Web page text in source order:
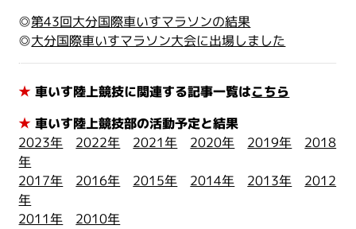
◎第43回大分国際車いすマラソンの結果
◎大分国際車いすマラソン大会に出場しました
★ 車いす陸上競技に関連する記事一覧はこちら
★ 車いす陸上競技部の活動予定と結果
2023年 2022年 2021年 2020年 2019年 2018
年
2017年 2016年 2015年 2014年 2013年 2012
年
2011年 2010年